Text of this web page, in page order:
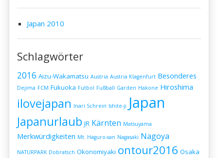
Japan 2010
Schlagwörter
2016 Aizu-Wakamatsu Austria Austria Klagenfurt Besonderes
Dejima FCM Fukuoka Futbol Fußball Garden Hakone Hiroshima
ilovejapan Inari Schrein Ishite-ji Japan
Japanurlaub JR Kärnten Matsuyama
Merkwürdigkeiten Mt. Haguro-san Nagasaki Nagoya
NATURPARK Dobratsch Okonomiyaki ontour2016 Osaka